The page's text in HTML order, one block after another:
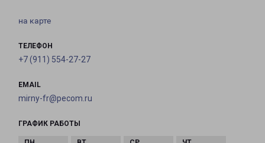
на карте
ТЕЛЕФОН
+7 (911) 554-27-27
EMAIL
mirny-fr@pecom.ru
ГРАФИК РАБОТЫ